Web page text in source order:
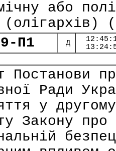
або
(олігархів)
П1
Д
Постанови
Ради
у
Закону про